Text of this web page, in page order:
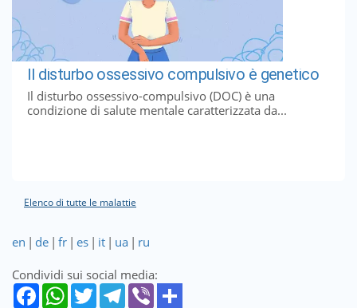
Il disturbo ossessivo compulsivo è genetico
Il disturbo ossessivo-compulsivo (DOC) è una
condizione di salute mentale caratterizzata da...
Elenco di tutte le malattie
en | de | fr | es | it | ua | ru
Condividi sui social media: